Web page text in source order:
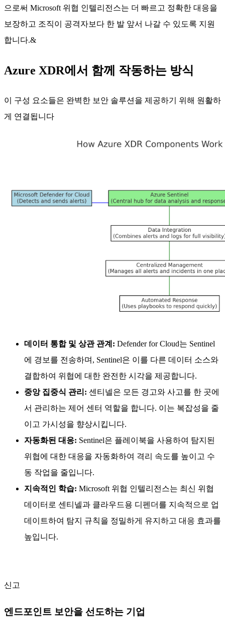
으로써 Microsoft 위협 인텔리전스는 더 빠르고 정확한 대응을
보장하고 조직이 공격자보다 한 발 앞서 나갈 수 있도록 지원
합니다.&
Azure XDR에서 함께 작동하는 방식
이 구성 요소들은 완벽한 보안 솔루션을 제공하기 위해 원활하
게 연결됩니다
데이터 통합 및 상관 관계: Defender for Cloud는 Sentinel
에 경보를 전송하며, Sentinel은 이를 다른 데이터 소스와
결합하여 위협에 대한 완전한 시각을 제공합니다.
중앙 집중식 관리: 센티넬은 모든 경고와 사고를 한 곳에
서 관리하는 제어 센터 역할을 합니다. 이는 복잡성을 줄
이고 가시성을 향상시킵니다.
자동화된 대응: Sentinel은 플레이북을 사용하여 탐지된
위협에 대한 대응을 자동화하여 격리 속도를 높이고 수
동 작업을 줄입니다.
지속적인 학습: Microsoft 위협 인텔리전스는 최신 위협
데이터로 센티넬과 클라우드용 디펜더를 지속적으로 업
데이트하여 탐지 규칙을 정밀하게 유지하고 대응 효과를
높입니다.
신고
엔드포인트 보안을 선도하는 기업